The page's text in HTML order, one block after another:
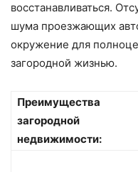
восстанавливаться.
шума проезжающих
окружение для
загородной жизнью.
Преимущества
загородной
недвижимости: